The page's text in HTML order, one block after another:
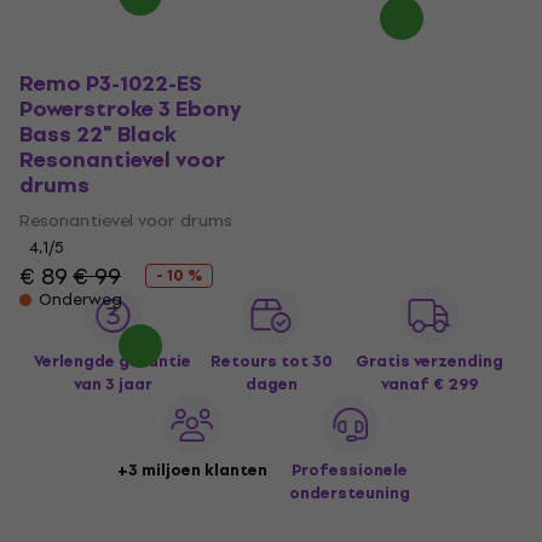
Remo P3-1022-ES
Powerstroke 3 Ebony
Bass 22" Black
Resonantievel voor
drums
Resonantievel voor drums
4,1/5
€ 89€ 99
- 10 %
Onderweg
Verlengde garantie
van 3 jaar
Retours tot 30
dagen
Gratis verzending
vanaf € 299
+3 miljoen klanten
Professionele
ondersteuning